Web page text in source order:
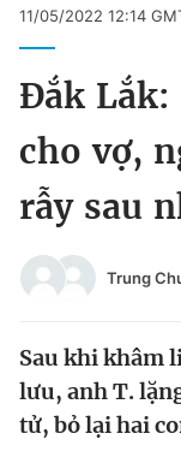
Chuyên mục khác
Chào ngày mới
Video
Đổi mật khẩu
Tin đã lưu
Tin đã xem
Đăng xuất
11/05/2022 12:14
Đắk Lắk:
cho vợ,
rẫy sau
Trung
Sau khi khâm
lưu, anh T.
tử, bỏ lại hai